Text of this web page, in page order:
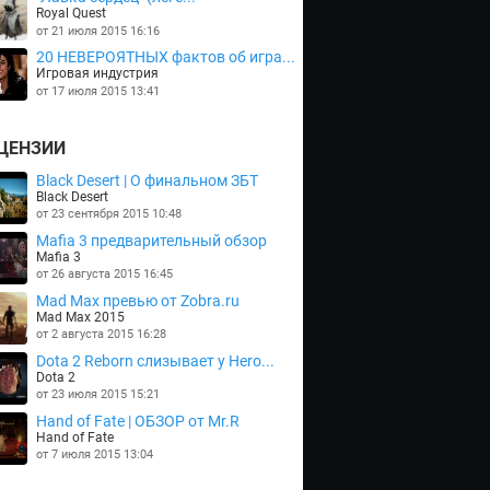
Royal Quest
от 21 июля 2015 16:16
20 НЕВЕРОЯТНЫХ фактов об игра...
Игровая индустрия
от 17 июля 2015 13:41
Black Desert | О финальном ЗБТ
Black Desert
от 23 сентября 2015 10:48
Mafia 3 предварительный обзор
Mafia 3
от 26 августа 2015 16:45
Mad Max превью от Zobra.ru
Mad Max 2015
от 2 августа 2015 16:28
Dota 2 Reborn слизывает у Hero...
Dota 2
от 23 июля 2015 15:21
Hand of Fate | ОБЗОР от Mr.R
Hand of Fate
от 7 июля 2015 13:04